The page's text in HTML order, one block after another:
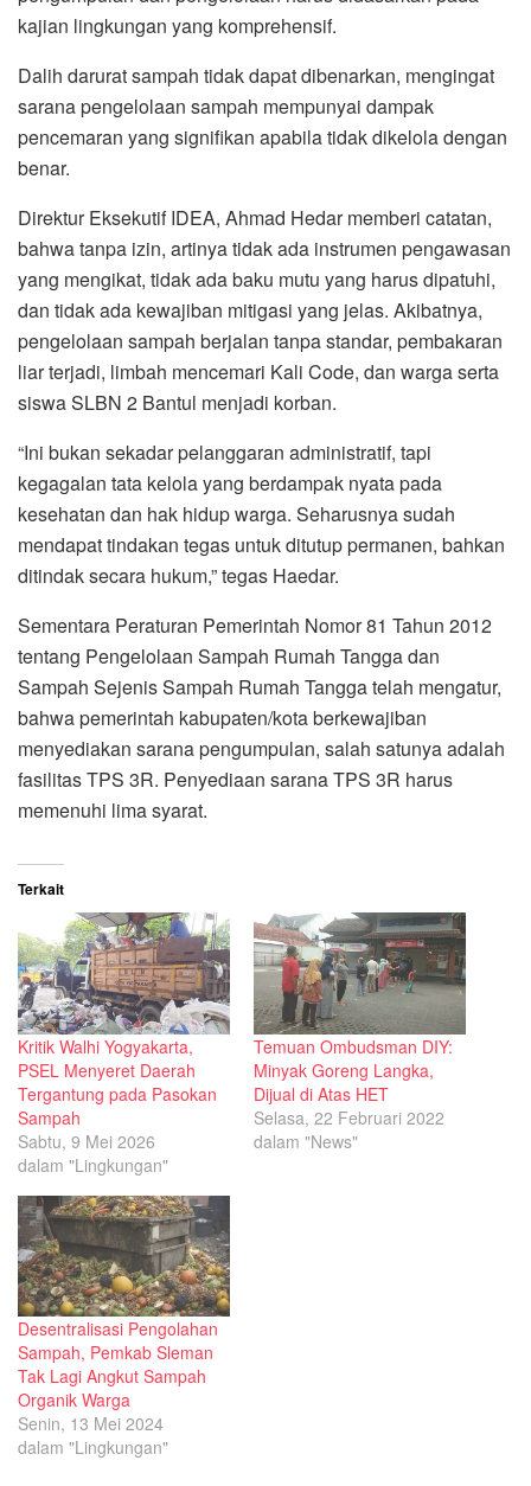
kajian lingkungan yang komprehensif.
Dalih darurat sampah tidak dapat dibenarkan, mengingat
sarana pengelolaan sampah mempunyai dampak
pencemaran yang signifikan apabila tidak dikelola dengan
benar.
Direktur Eksekutif IDEA, Ahmad Hedar memberi catatan,
bahwa tanpa izin, artinya tidak ada instrumen pengawasan
yang mengikat, tidak ada baku mutu yang harus dipatuhi,
dan tidak ada kewajiban mitigasi yang jelas. Akibatnya,
pengelolaan sampah berjalan tanpa standar, pembakaran
liar terjadi, limbah mencemari Kali Code, dan warga serta
siswa SLBN 2 Bantul menjadi korban.
“Ini bukan sekadar pelanggaran administratif, tapi
kegagalan tata kelola yang berdampak nyata pada
kesehatan dan hak hidup warga. Seharusnya sudah
mendapat tindakan tegas untuk ditutup permanen, bahkan
ditindak secara hukum,” tegas Haedar.
Sementara Peraturan Pemerintah Nomor 81 Tahun 2012
tentang Pengelolaan Sampah Rumah Tangga dan
Sampah Sejenis Sampah Rumah Tangga telah mengatur,
bahwa pemerintah kabupaten/kota berkewajiban
menyediakan sarana pengumpulan, salah satunya adalah
fasilitas TPS 3R. Penyediaan sarana TPS 3R harus
memenuhi lima syarat.
Terkait
Kritik Walhi Yogyakarta,
PSEL Menyeret Daerah
Tergantung pada Pasokan
Sampah
Sabtu, 9 Mei 2026
dalam "Lingkungan"
Temuan Ombudsman DIY:
Minyak Goreng Langka,
Dijual di Atas HET
Selasa, 22 Februari 2022
dalam "News"
Desentralisasi Pengolahan
Sampah, Pemkab Sleman
Tak Lagi Angkut Sampah
Organik Warga
Senin, 13 Mei 2024
dalam "Lingkungan"